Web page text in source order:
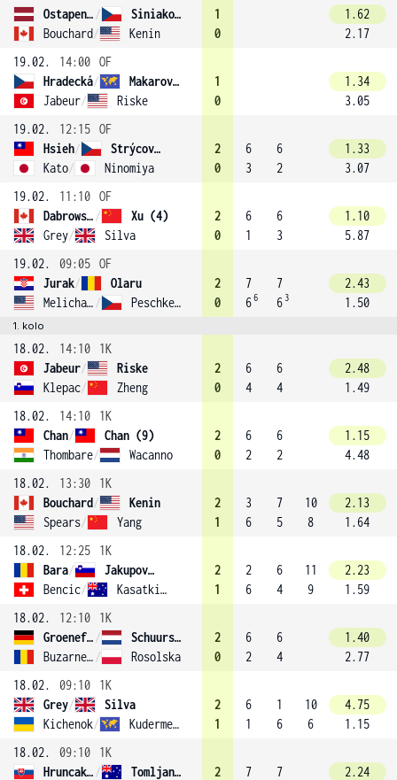
Ostapenko /
Siniaková (6)
Bouchard/ Kenin
1
0
1.62
2.17
19.02.
14:00 OF
Hradecká/
Makarova (7)
Jabeur/ Riske
1
0
1.34
3.05
19.02.
12:15 OF
Hsieh/
Strýcová (3)
Kato/ Ninomiya
2
0
6
3
6
2
1.33
3.07
19.02.
11:10 OF
Dabrowski /
Xu (4)
Grey/ Silva
2
0
6
1
6
3
1.10
5.87
19.02.
09:05 OF
Jurak/
Olaru
Melichar-Martinez / Peschke (2)
2
0
7
66
7
6 3
2.43
1.50
1. kolo
18.02. 14:10
1K
Jabeur/
Riske
Klepac/ Zheng
2
0
6
4
6
4
2.48
1.49
18.02.
14:10
1K
Chan/
Chan (9)
Thombare/ Wacanno
2
0
6
2
6
2
1.15
4.48
18.02.
13:30
1K
Bouchard/
Kenin
Spears/ Yang
2
1
3
6
7
5
10
8
2.13
1.64
18.02.
12:25
1K
Bara/
Jakupovic
Bencic/ Kasatkina
2
1
2
6
6
4
11
9
2.23
1.59
18.02.
12:10
1K
Groenefeld /
Schuurs (8)
Buzarnescu / Rosolska
2
0
6
2
6
4
1.40
2.77
18.02.
09:10
1K
Grey/
Silva
Kichenok/ Kudermetova
2
1
6
1
1
6
10
6
4.75
1.15
18.02.
09:10
1K
Hruncakova /
Tomljanovic
2
7
7
2.24